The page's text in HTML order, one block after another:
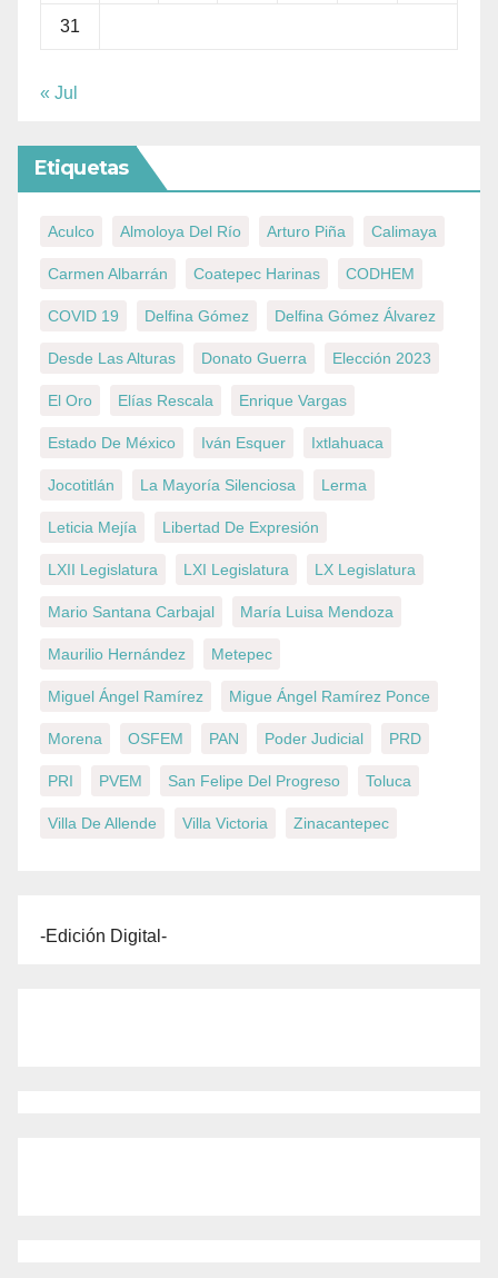
31
« Jul
Etiquetas
Aculco Almoloya Del Río Arturo Piña Calimaya
Carmen Albarrán Coatepec Harinas CODHEM
COVID 19 Delfina Gómez Delfina Gómez Álvarez
Desde Las Alturas Donato Guerra Elección 2023
El Oro Elías Rescala Enrique Vargas
Estado De México Iván Esquer Ixtlahuaca
Jocotitlán La Mayoría Silenciosa Lerma
Leticia Mejía Libertad De Expresión
LXII Legislatura LXI Legislatura LX Legislatura
Mario Santana Carbajal María Luisa Mendoza
Maurilio Hernández Metepec
Miguel Ángel Ramírez Migue Ángel Ramírez Ponce
Morena OSFEM PAN Poder Judicial PRD
PRI PVEM San Felipe Del Progreso Toluca
Villa De Allende Villa Victoria Zinacantepec
-Edición Digital-